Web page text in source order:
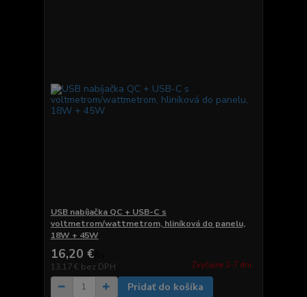
USB nabíjačka QC + USB-C s
voltmetrom/wattmetrom, hliníková do panelu,
18W + 45W
16,20 €
13,17 € bez DPH Zvyčajne 2-7 dni.
Pridať do košíka